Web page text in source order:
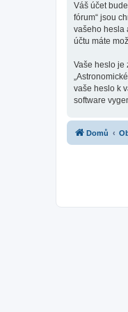
Váš účet
fórum“ jsou
vašeho hesla
účtu máte
Vaše heslo je
vaše heslo k
software
Domů